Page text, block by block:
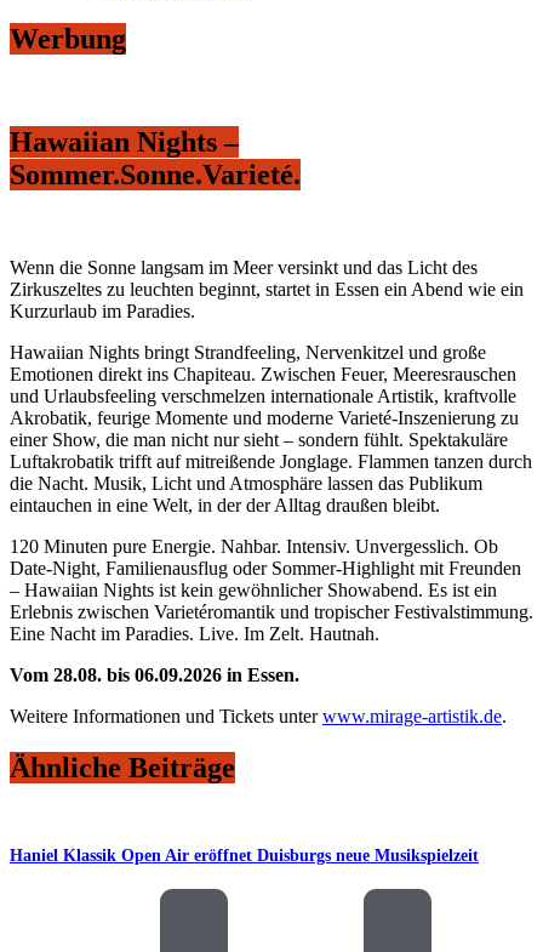
Werbung
Hawaiian Nights –
Sommer.Sonne.Varieté.
Wenn die Sonne langsam im Meer versinkt und das Licht des
Zirkuszeltes zu leuchten beginnt, startet in Essen ein Abend wie ein
Kurzurlaub im Paradies.
Hawaiian Nights bringt Strandfeeling, Nervenkitzel und große
Emotionen direkt ins Chapiteau. Zwischen Feuer, Meeresrauschen
und Urlaubsfeeling verschmelzen internationale Artistik, kraftvolle
Akrobatik, feurige Momente und moderne Varieté-Inszenierung zu
einer Show, die man nicht nur sieht – sondern fühlt. Spektakuläre
Luftakrobatik trifft auf mitreißende Jonglage. Flammen tanzen durch
die Nacht. Musik, Licht und Atmosphäre lassen das Publikum
eintauchen in eine Welt, in der der Alltag draußen bleibt.
120 Minuten pure Energie. Nahbar. Intensiv. Unvergesslich. Ob
Date-Night, Familienausflug oder Sommer-Highlight mit Freunden
– Hawaiian Nights ist kein gewöhnlicher Showabend. Es ist ein
Erlebnis zwischen Varietéromantik und tropischer Festivalstimmung.
Eine Nacht im Paradies. Live. Im Zelt. Hautnah.
Vom 28.08. bis 06.09.2026 in Essen.
Weitere Informationen und Tickets unterwww.mirage-artistik.de.
Ähnliche Beiträge
Haniel Klassik Open Air eröffnet Duisburgs neue Musikspielzeit